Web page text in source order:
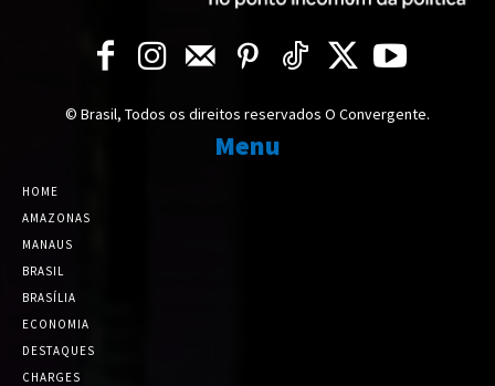
© Brasil, Todos os direitos reservados O Convergente.
Menu
HOME
AMAZONAS
MANAUS
BRASIL
BRASÍLIA
ECONOMIA
DESTAQUES
CHARGES